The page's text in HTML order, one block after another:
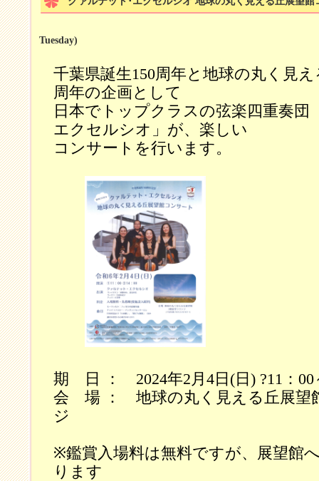
Tuesday)
千葉県誕生150周年と地球の丸く見
周年の企画として
日本でトップクラスの弦楽四重奏団
エクセルシオ」が、楽しい
コンサートを行います。
期 日 ： 2024年2月4日(日) ?11：
会 場 ： 地球の丸く見える丘展望
ジ
※鑑賞入場料は無料ですが、展望館
ります